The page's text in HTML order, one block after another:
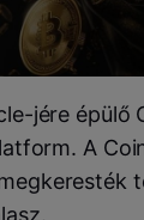
jére épülő
A